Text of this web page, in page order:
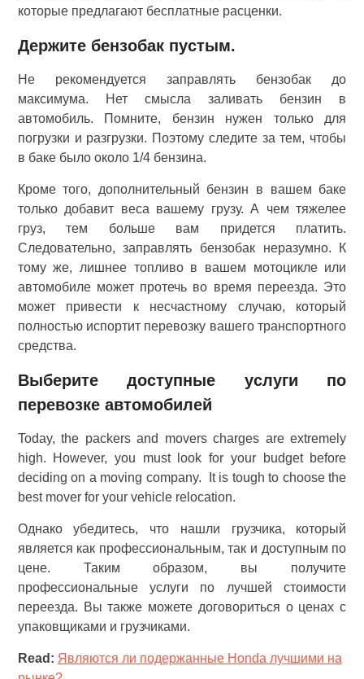
которые предлагают бесплатные расценки.
Держите бензобак пустым.
Не рекомендуется заправлять бензобак до
максимума. Нет смысла заливать бензин в
автомобиль. Помните, бензин нужен только для
погрузки и разгрузки. Поэтому следите за тем, чтобы
в баке было около 1/4 бензина.
Кроме того, дополнительный бензин в вашем баке
только добавит веса вашему грузу. А чем тяжелее
груз, тем больше вам придется платить.
Следовательно, заправлять бензобак неразумно. К
тому же, лишнее топливо в вашем мотоцикле или
автомобиле может протечь во время переезда. Это
может привести к несчастному случаю, который
полностью испортит перевозку вашего транспортного
средства.
Выберите доступные услуги по
перевозке автомобилей
Today, the packers and movers charges are extremely
high. However, you must look for your budget before
deciding on a moving company. It is tough to choose the
best mover for your vehicle relocation.
Однако убедитесь, что нашли грузчика, который
является как профессиональным, так и доступным по
цене. Таким образом, вы получите
профессиональные услуги по лучшей стоимости
переезда. Вы также можете договориться о ценах с
упаковщиками и грузчиками.
Read: Являются ли подержанные Honda лучшими на